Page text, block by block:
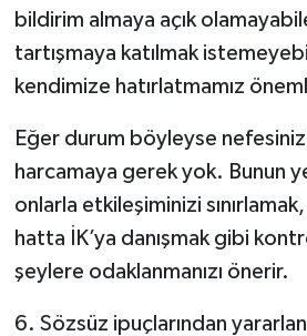
bildirim almaya açık
tartışmaya katılmak
kendimize hatırlatmamız
Eğer durum böyleyse
harcamaya gerek yok. Bunun
onlarla etkileşiminizi
hatta İK’ya danışmak gibi
şeylere odaklanmanızı önerir.
6. Sözsüz ipuçlarından